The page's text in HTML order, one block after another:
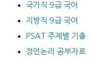
국가직 9급 국어
지방직 9급 국어
PSAT 주제별 기출
정언논리 공부자료